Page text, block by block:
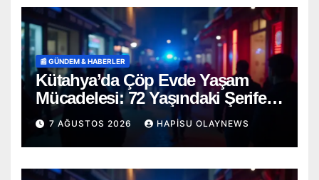
📰 GÜNDEM & HABERLER
Kütahya’da Çöp Evde Yaşam
Mücadelesi: 72 Yaşındaki Şerife
D. Mucizevi Şekilde Kurtarıldı
7 AĞUSTOS 2026 HAPISU OLAYNEWS